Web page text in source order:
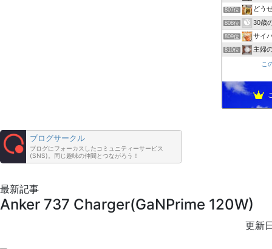
807位 どう
808位 30歳
809位 サイ
810位 主婦
こ
ブログサークル
ブログにフォーカスしたコミュニティーサービス
(SNS)。同じ趣味の仲間とつながろう！
最新記事
Anker 737 Charger(GaNPrime 120W)
更新